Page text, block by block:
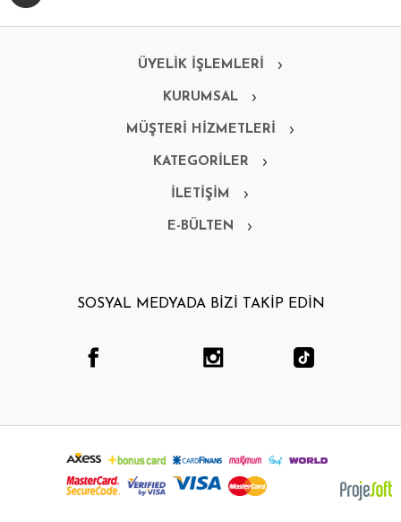
ÜYELİK İŞLEMLERİ
KURUMSAL
MÜŞTERİ HİZMETLERİ
KATEGORİLER
İLETİŞİM
E-BÜLTEN
SOSYAL MEDYADA BİZİ TAKİP EDİN